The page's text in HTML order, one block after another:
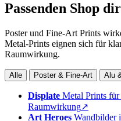
Passenden Shop
Poster und Fine-Art Prints
Metal-Prints eignen sich für
Raumwirkung.
Alle Poster & Fine-Art Alu
Displate Metal Prints
Raumwirkung↗
Art Heroes Wandbilder